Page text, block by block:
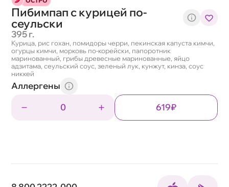
Пибимпап с курицей по-
сеульски
395 г.
Курица, рис гохан, помидоры черри, пекинская капуста кимчи,
огурцы кимчи, морковь по-корейски, папоротник
маринованный, грибы древесные маринованные, яйцо
адзитама, сеульский соус, зеленый лук, кунжут, кинза, соус
никкей
Аллергены
0
619₽